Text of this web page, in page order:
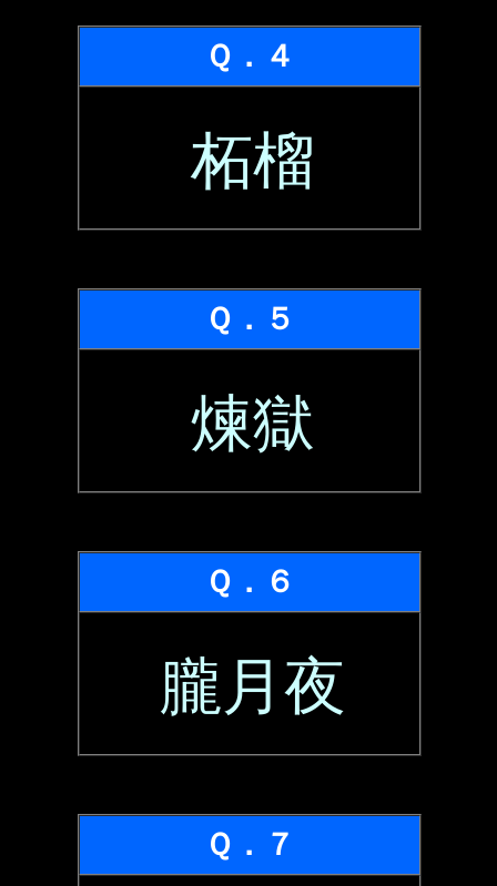
Ｑ．４
柘榴
Ｑ．５
煉獄
Ｑ．６
朧月夜
Ｑ．７